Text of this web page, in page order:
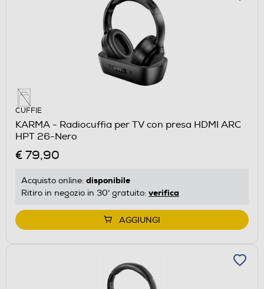
CUFFIE
KARMA - Radiocuffia per TV con presa HDMI ARC
HPT 26-Nero
€ 79,90
Acquisto online: disponibile
Ritiro in negozio in 30' gratuito: verifica
AGGIUNGI